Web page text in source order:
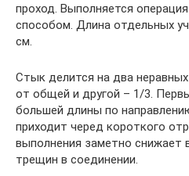
проход. Выполняется
способом. Длина отдельных
см.
Стык делится на два
от общей и другой – 1/3.
большей длины по
приходит черед короткого
выполнения заметно снижает
трещин в соединении.